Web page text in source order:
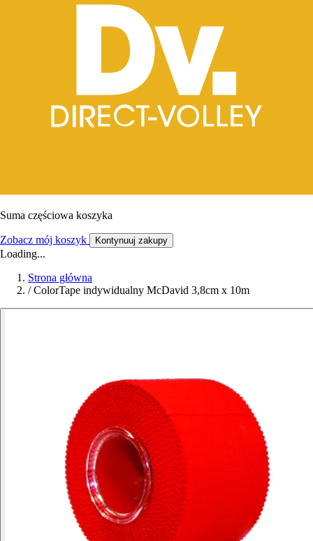
Suma częściowa koszyka
Zobacz mój koszyk Kontynuuj zakupy
Loading...
Strona główna
/ ColorTape indywidualny McDavid 3,8cm x 10m